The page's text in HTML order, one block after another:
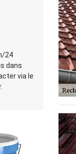
24
dans
via le